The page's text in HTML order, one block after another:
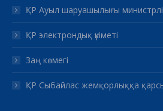
ҚР Ауыл шаруашылығы
ҚР электрондық үкіметі
Заң көмегі
ҚР Сыбайлас жемқорлыққа қарсы